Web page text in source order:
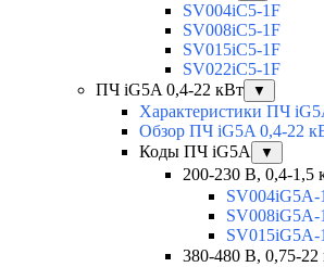
SV004iC5-1F
SV008iC5-1F
SV015iC5-1F
SV022iC5-1F
ПЧ iG5A 0,4-22 кВт
▼
Характеристики ПЧ
Обзор ПЧ iG5A 0,4-22
Коды ПЧ iG5A
▼
200-230 В, 0,4-1,5
SV004iG5A-
SV008iG5A-
SV015iG5A-
380-480 В, 0,75-22